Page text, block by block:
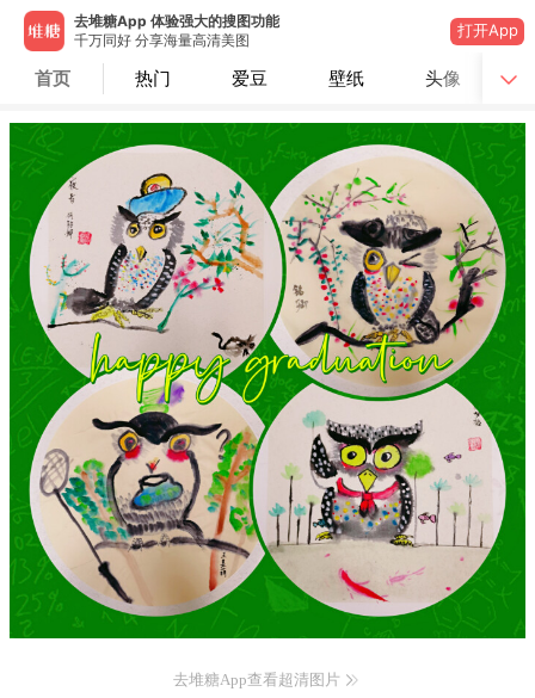
去堆糖App 体验强大的搜图功能
千万同好 分享海量高清美图
打开App
首页 热门 爱豆 壁纸 头像
去堆糖App查看超清图片